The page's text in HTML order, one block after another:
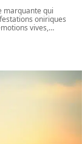
marquante qui
oniriques
vives,…